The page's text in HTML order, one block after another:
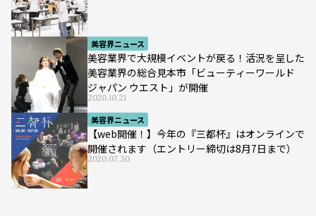
美容界ニュース
美容業界で大規模イベントが戻る！活況を呈した
美容業界の総合見本市「ビューティーワールド
ジャパン ウエスト」が開催
2020.10.21
美容界ニュース
【web開催！】今年の『三都杯』はオンラインで
開催されます（エントリー締切は8月7日まで）
2020.07.30